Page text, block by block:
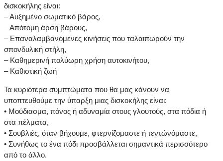
δισκοκήλης είναι:
– Αυξημένο σωματικό βάρος,
– Απότομη άρση βάρους,
– Επαναλαμβανόμενες κινήσεις που ταλαιπωρούν την
σπονδυλική στήλη,
– Καθημερινή πολύωρη χρήση αυτοκινήτου,
– Καθιστική ζωή
Τα κυριότερα συμπτώματα που θα μας κάνουν να
υποπτευθούμε την ύπαρξη μιας δισκοκήλης είναι:
• Μούδιασμα, πόνος ή αδυναμία στους γλουτούς, στα πόδια ή
στα πέλματα,
• Σουβλιές, όταν βήχουμε, φτερνίζομαστε ή τεντώνόμαστε,
• Συνήθως το ένα πόδι προσβάλλεται σημαντικά περισσότερο
από το άλλο.